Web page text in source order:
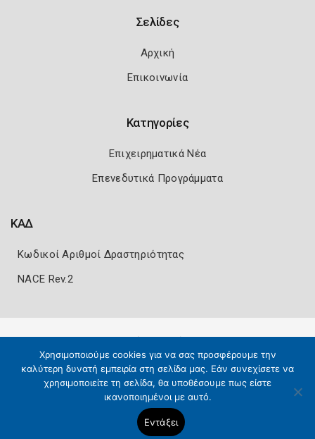
Σελίδες
Αρχική
Επικοινωνία
Κατηγορίες
Επιχειρηματικά Νέα
Επενεδυτικά Προγράμματα
ΚΑΔ
Κωδικοί Αριθμοί Δραστηριότητας
NACE Rev.2
Χρησιμοποιούμε cookies για να σας προσφέρουμε την
καλύτερη δυνατή εμπειρία στη σελίδα μας. Εάν συνεχίσετε να
χρησιμοποιείτε τη σελίδα, θα υποθέσουμε πως είστε
ικανοποιημένοι με αυτό.
Εντάξει
Copyright 2026 Knowledge A.E.